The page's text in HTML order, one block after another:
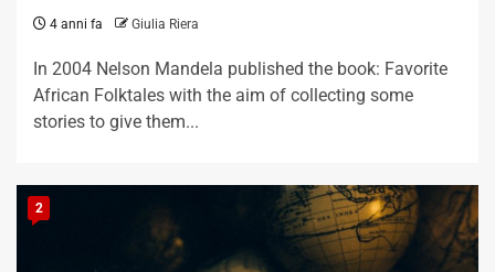
4 anni fa Giulia Riera
In 2004 Nelson Mandela published the book: Favorite
African Folktales with the aim of collecting some
stories to give them...
2